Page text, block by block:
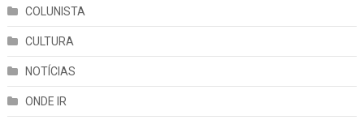
COLUNISTA
CULTURA
NOTÍCIAS
ONDE IR